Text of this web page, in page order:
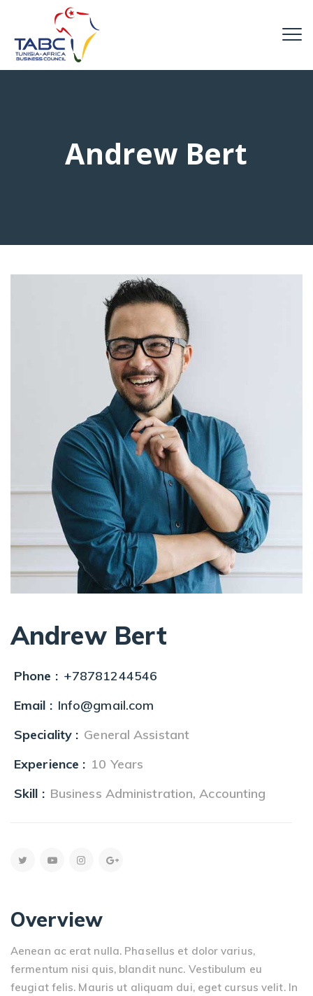
Andrew Bert
Andrew Bert
Phone : +78781244546
Email : Info@gmail.com
Speciality : General Assistant
Experience : 10 Years
Skill : Business Administration, Accounting
Overview
Aenean ac erat nulla. Phasellus et dolor varius,
fermentum nisi quis, blandit nunc. Vestibulum eu
feugiat felis. Mauris ut aliquam dui, eget cursus velit. In